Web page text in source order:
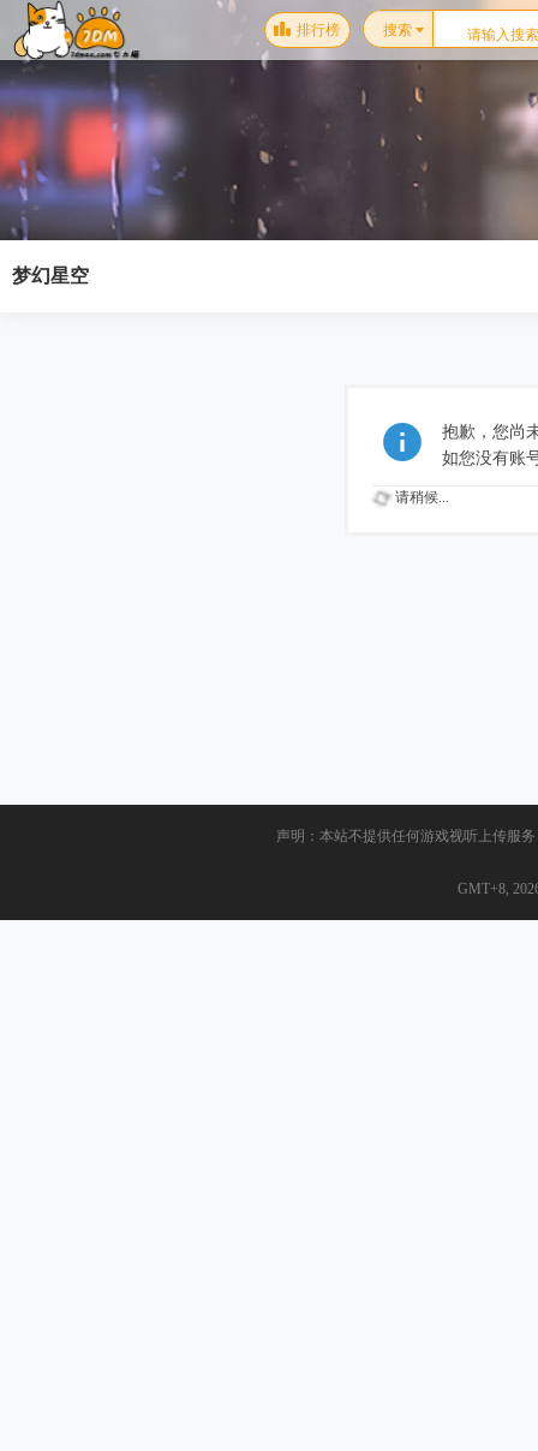
排行榜 搜索
梦幻星空
抱歉，您尚
如您没有账
请稍候...
声明：本站不提供任何游戏视听上传服
GMT+8,